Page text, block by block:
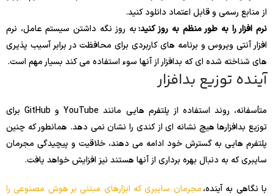
از منابع رسمی و قابل اعتماد دانلود کنید.
نرم افزار را به طور منظم به روز کنید:به روز نگه داشتن سیستم عامل، نرم
افزار آنتی ویروس و برنامه های کاربردی برای محافظت در برابر آسیب پذیری
های شناخته شده ای که بدافزار از آنها سوء استفاده می کند بسیار مهم است.
آینده توزیع بدافزار
متأسفانه، روند استفاده از پلتفرم هایی مانند YouTube و GitHub برای
توزیع بدافزارها هیچ نشانه ای از کندی را نشان نمی دهد. همانطور که چنین
پلتفرم هایی به گسترش خود ادامه می دهند، خلاقیت و پیچیدگی مجرمان
سایبری که به دنبال بهره برداری از آنها هستند نیز افزایش خواهد یافت.
با نگاهی به آینده،مجرمان سایبری که ابزارهای مبتنی بر هوش مصنوعی را